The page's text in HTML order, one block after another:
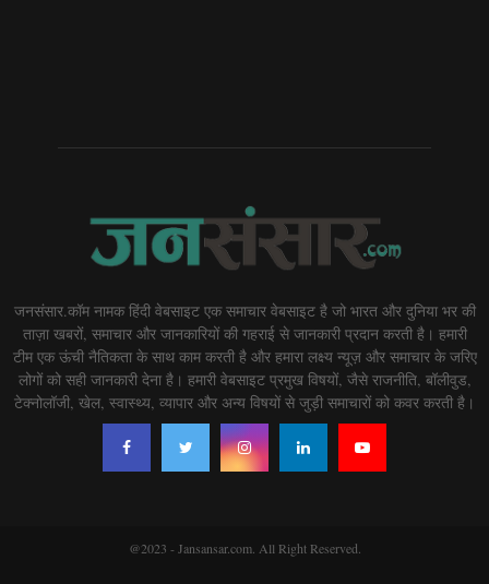
जनसंसार.कॉम नामक हिंदी वेबसाइट एक समाचार वेबसाइट है जो भारत और दुनिया भर की
ताज़ा खबरों, समाचार और जानकारियों की गहराई से जानकारी प्रदान करती है। हमारी
टीम एक ऊंची नैतिकता के साथ काम करती है और हमारा लक्ष्य न्यूज़ और समाचार के जरिए
लोगों को सही जानकारी देना है। हमारी वेबसाइट प्रमुख विषयों, जैसे राजनीति, बॉलीवुड,
टेक्नोलॉजी, खेल, स्वास्थ्य, व्यापार और अन्य विषयों से जुड़ी समाचारों को कवर करती है।
@2023 - Jansansar.com. All Right Reserved.